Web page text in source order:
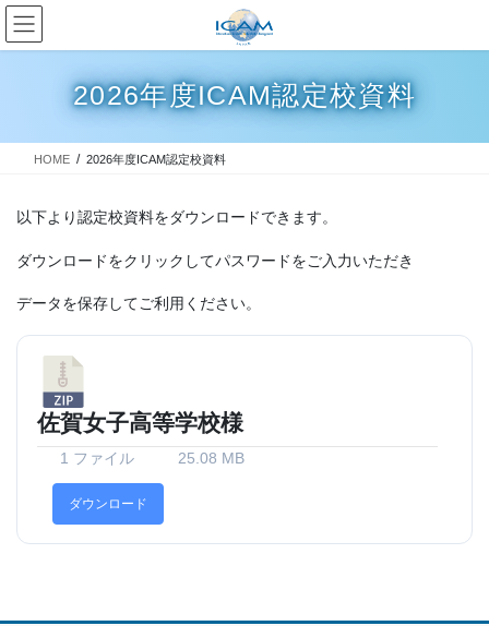
コ
ン
テ
ス
ナ
ビ
ゲ
ン
2026年度ICAM認定校資料
HOME 2026年度ICAM認定校資料
以下より認定校資料をダウンロードできます。
ダウンロードをクリックしてパスワードをご入力いただき
データを保存してご利用ください。
佐賀女子高等学校様
1 ファイル 25.08 MB
ダウンロード